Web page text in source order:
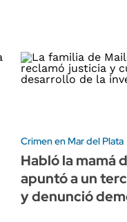
Crimen en Mar del Plata
Habló la mamá
apuntó a un
y denunció